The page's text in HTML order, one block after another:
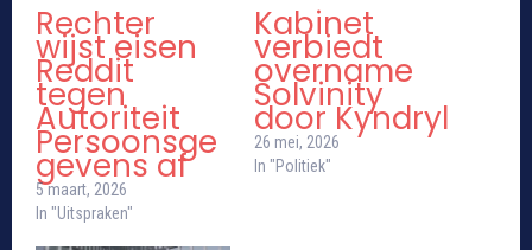
Rechter
wijst eisen
Reddit
tegen
Autoriteit
Persoonsge
gevens af
5 maart, 2026
In "Uitspraken"
Kabinet
verbiedt
overname
Solvinity
door Kyndryl
26 mei, 2026
In "Politiek"